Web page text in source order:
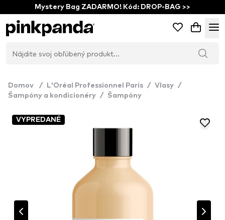
Mystery Bag ZADARMO! Kód: DROP-BAG >>
Domov / L'Oréal Professionnel Paris / Vlasy /
Šampóny a kondicionéry / Šampóny
VYPREDANÉ